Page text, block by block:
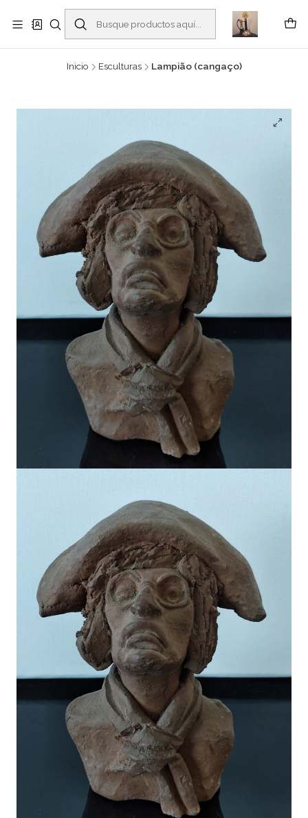
Buscantiguidades - Leilões. Colecionismo e antiguidades em Viana do
Castelo -
Leer más
Inicio Esculturas Lampião (cangaço)